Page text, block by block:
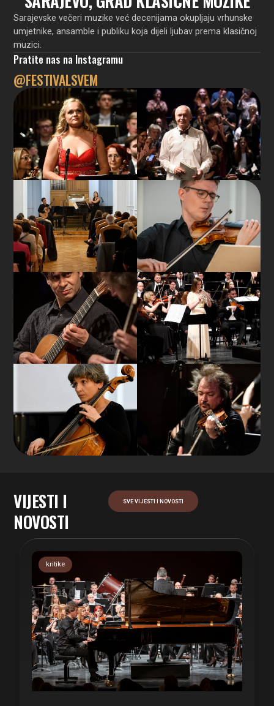
Sarajevske večeri muzike već decenijama okupljaju vrhunske
umjetnike, ansamble i publiku koja dijeli ljubav prema klasičnoj
muzici.
Pratite nas na Instagramu
@FESTIVALSVEM
VIJESTI I
NOVOSTI
SVE VIJESTI I NOVOSTI
kritike